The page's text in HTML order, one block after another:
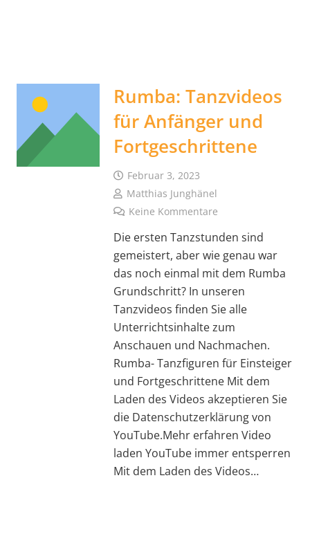
Rumba: Tanzvideos
für Anfänger und
Fortgeschrittene
Februar 3, 2023
Matthias Junghänel
Keine Kommentare
Die ersten Tanzstunden sind
gemeistert, aber wie genau war
das noch einmal mit dem Rumba
Grundschritt? In unseren
Tanzvideos finden Sie alle
Unterrichtsinhalte zum
Anschauen und Nachmachen.
Rumba- Tanzfiguren für Einsteiger
und Fortgeschrittene Mit dem
Laden des Videos akzeptieren Sie
die Datenschutzerklärung von
YouTube.Mehr erfahren Video
laden YouTube immer entsperren
Mit dem Laden des Videos…